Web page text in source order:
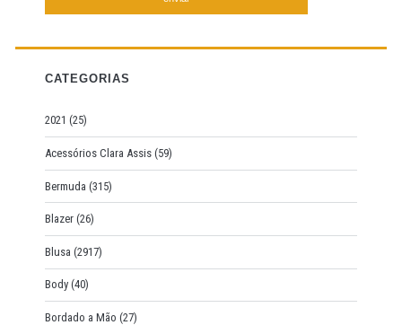
h
f
r
:
CATEGORIAS
2021 (25)
Acessórios Clara Assis (59)
Bermuda (315)
Blazer (26)
Blusa (2917)
Body (40)
Bordado a Mão (27)